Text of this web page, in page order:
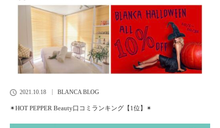
2021.10.18 BLANCA BLOG
✴︎HOT PEPPER Beauty口コミランキング【1位】✴︎